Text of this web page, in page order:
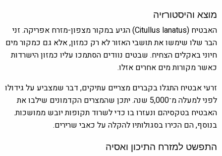
מוצא והיסטורrיה
האבטיח (Citullus lanatus) הגיע במקור מצפון-מזרח אפריקה. זני
הבר שלו שימשו את תושבי האזור לא רק כמזון, אלא גם כמקור מים
חיוני באקלים הצחיח. שבטים נוודים הסתמכו עליו כמזון הישרדות
כאשר מקורות מים אחרים אזלו.
זרעי אבטיח התגלו בקברים מצריים עתיקים, דבר שמצביע על גידולו
לפני למעלה מ־5,000 שנה. יתכן שהמצרים הקדמונים שילבו את
האבטיח בטקסיהם ונעזרו בו כדי לשרוד תקופות יובש ממושכות.
בנוסף, הם הכירו בסגולותיו להקלה על כאבי שרירים.
התפשט למזרח התיכון ואסיה